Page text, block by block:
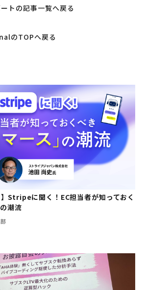
トの記事一覧へ戻る
のTOPへ戻る
】Stripeに聞く！EC担当者が知っておく
潮流